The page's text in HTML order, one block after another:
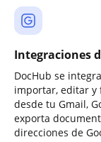
Integraciones
DocHub se
importar, editar y
desde tu Gmail,
exporta
direcciones de